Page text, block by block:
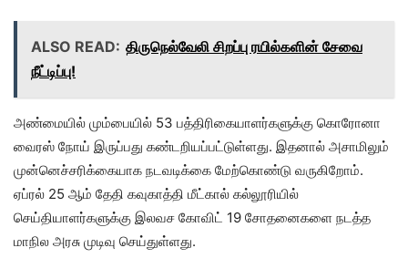
ALSO READ: திருநெல்வேலி சிறப்பு ரயில்களின் சேவை
நீட்டிப்பு!
அண்மையில் மும்பையில் 53 பத்திரிகையாளர்களுக்கு கொரோனா
வைரஸ் நோய் இருப்பது கண்டறியப்பட்டுள்ளது. இதனால் அசாமிலும்
முன்னெச்சரிக்கையாக நடவடிக்கை மேற்கொண்டு வருகிறோம்.
ஏப்ரல் 25 ஆம் தேதி கவுகாத்தி மீட்கால் கல்லூரியில்
செய்தியாளர்களுக்கு இலவச கோவிட் 19 சோதனைகளை நடத்த
மாநில அரசு முடிவு செய்துள்ளது.